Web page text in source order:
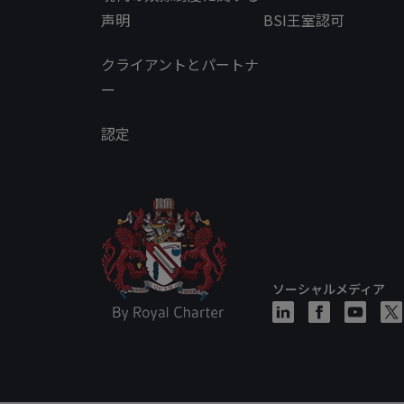
声明
クライアントとパートナ
ー
認定
BSI王室認可
ソーシャルメディア